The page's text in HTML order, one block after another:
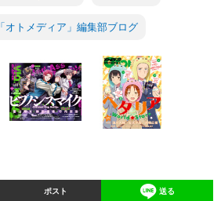
「オトメディア」編集部ブログ
ポスト 送る